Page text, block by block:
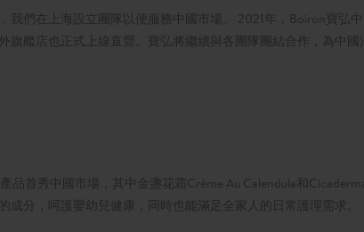
我們在上海設立團隊以便服務中國市場。 2021年，Boiron寶弘
旗艦店也正式上線直營。寶弘將繼續與各團隊團結合作，為中
品首秀中國市場，其中金盞花霜Crème Au Calendula和
成分，呵護嬰幼兒健康，同時也能滿足全家人的日常護理需求。